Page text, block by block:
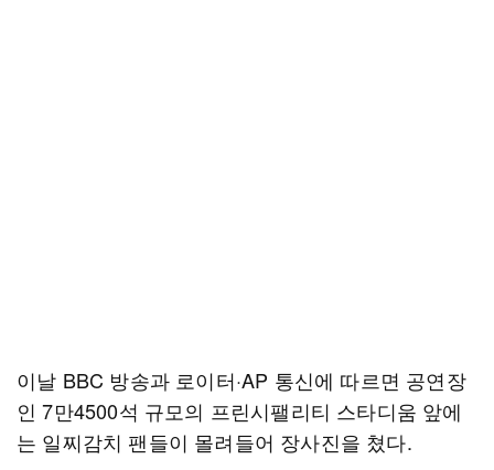
이날 BBC 방송과 로이터·AP 통신에 따르면 공연장
인 7만4500석 규모의 프린시팰리티 스타디움 앞에
는 일찌감치 팬들이 몰려들어 장사진을 쳤다.